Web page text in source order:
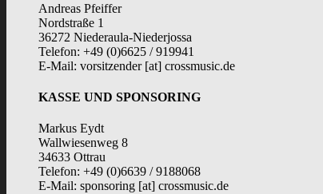
Andreas Pfeiffer
Nordstraße 1
36272 Niederaula-Niederjossa
Telefon: +49 (0)6625 / 919941
E-Mail: vorsitzender [at] crossmusic.de
KASSE UND SPONSORING
Markus Eydt
Wallwiesenweg 8
34633 Ottrau
Telefon: +49 (0)6639 / 9188068
E-Mail: sponsoring [at] crossmusic.de